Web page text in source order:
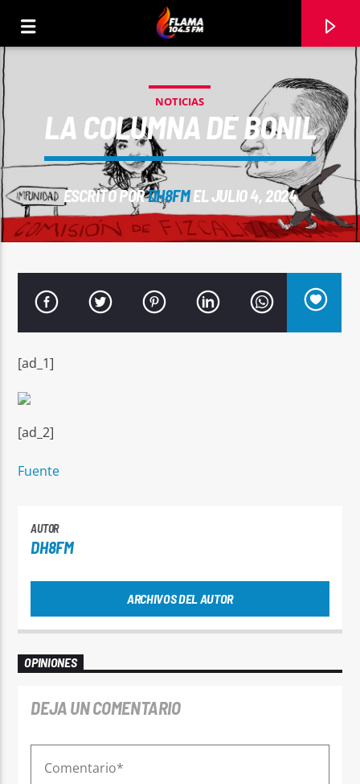
CANCIÓN ACTUAL
TÍTULO
Señal FM
NOTICIAS
LA COLUMNA DE BONIL
ESCRITO PORDH8FMEL JULIO 4, 2024
[ad_1]
[ad_2]
Fuente
AUTOR
DH8FM
ARCHIVOS DEL AUTOR
OPINIONES
DEJA UN COMENTARIO